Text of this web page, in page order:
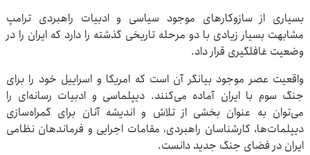
بسیاری از سازوکارهای موجود سیاسی و ادبیات راهبردی ترامپ
مشابهت بسیار زیادی با دو مرحله تاریخی گذشته را دارد که ایران را در
وضعیت غافلگیری قرار داد.
واقعیت عصر موجود بیانگر آن است که امریکا و اسراییل خود را برای
جنگ سوم با ایران آماده می‌کنند. دیپلماسی و ادبیات رسانه‌ای را
می‌توان به عنوان بخشی از تلاش و اندیشه آنان برای گمراه‌سازی
دیپلمات‌ها، کارشناسان راهبردی، مقامات اجرایی و فرماندهان نظامی
ایران در فضای جنگ جدید دانست.